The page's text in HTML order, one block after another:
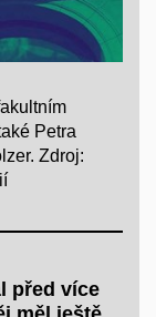
Petra
Zdroj:
před více